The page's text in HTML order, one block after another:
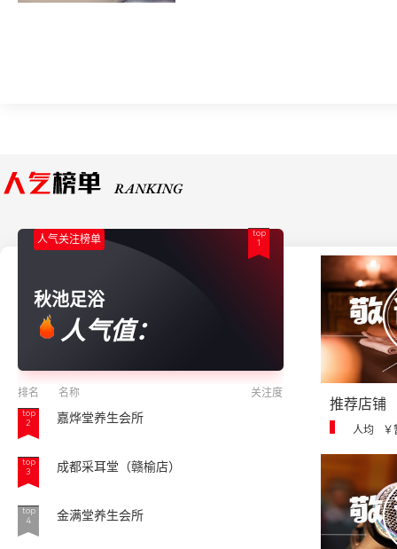
人气关注榜单
秋池足浴
人气值：
top
1
排名 名称 关注度
top
2
嘉烨堂养生会所
top
3
成都采耳堂（赣榆店）
top
4
金满堂养生会所
推荐店铺
人均 ￥